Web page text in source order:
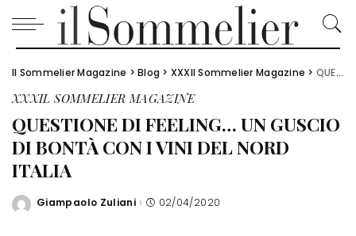
Il Sommelier Magazine >Blog > XXXIl Sommelier Magazine > QUESTIONE DI FEELING… UN GUSCIO DI BONTÀ CON I VINI DEL NORD ITALIA
XXXIL SOMMELIER MAGAZINE
QUESTIONE DI FEELING… UN GUSCIO
DI BONTÀ CON I VINI DEL NORD
ITALIA
Posted
Giampaolo Zuliani 02/04/2020